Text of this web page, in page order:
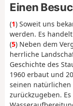
Einen
(1) Soweit uns
werden. Es
(5) Neben dem
herrliche
Geschichte des
1960 erbaut und
seinen
zurückzugeben.